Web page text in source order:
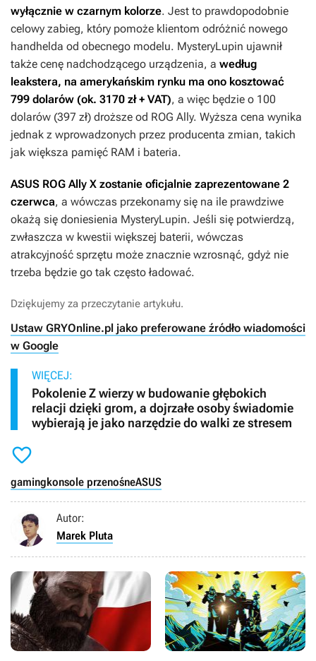
wyłącznie w czarnym kolorze. Jest to prawdopodobnie
celowy zabieg, który pomoże klientom odróżnić nowego
handhelda od obecnego modelu. MysteryLupin ujawnił
także cenę nadchodzącego urządzenia, a według
leakstera, na amerykańskim rynku ma ono kosztować
799 dolarów (ok. 3170 zł + VAT), a więc będzie o 100
dolarów (397 zł) droższe od ROG Ally. Wyższa cena wynika
jednak z wprowadzonych przez producenta zmian, takich
jak większa pamięć RAM i bateria.
ASUS ROG Ally X zostanie oficjalnie zaprezentowane 2
czerwca, a wówczas przekonamy się na ile prawdziwe
okażą się doniesienia MysteryLupin. Jeśli się potwierdzą,
zwłaszcza w kwestii większej baterii, wówczas
atrakcyjność sprzętu może znacznie wzrosnąć, gdyż nie
trzeba będzie go tak często ładować.
Dziękujemy za przeczytanie artykułu.
Ustaw GRYOnline.pl jako preferowane źródło wiadomości
w Google
WIĘCEJ:
Pokolenie Z wierzy w budowanie głębokich
relacji dzięki grom, a dojrzałe osoby świadomie
wybierają je jako narzędzie do walki ze stresem

gamingkonsole przenośneASUS
Autor:
Marek Pluta